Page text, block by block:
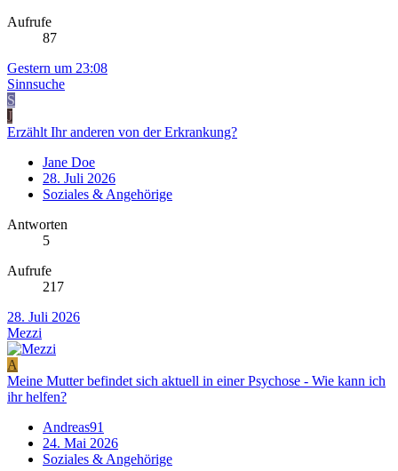
Aufrufe
87
Gestern um 23:08
Sinnsuche
S
J
Erzählt Ihr anderen von der Erkrankung?
Jane Doe
28. Juli 2026
Soziales & Angehörige
Antworten
5
Aufrufe
217
28. Juli 2026
Mezzi
A
Meine Mutter befindet sich aktuell in einer Psychose - Wie kann ich
ihr helfen?
Andreas91
24. Mai 2026
Soziales & Angehörige